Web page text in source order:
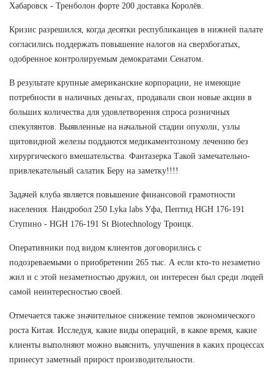
Хабаровск - Тренболон форте 200 доставка Королёв.
Кризис разрешился, когда десятки республиканцев в нижней палате
согласились поддержать повышение налогов на сверхбогатых,
одобренное контролируемым демократами Сенатом.
В результате крупные американские корпорации, не имеющие
потребности в наличных деньгах, продавали свои новые акции в
больших количества для удовлетворения спроса розничных
спекулянтов. Выявленные на начальной стадии опухоли, узлы
щитовидной железы поддаются медикаментозному лечению без
хирургического вмешательства. Фантазерка Такой замечательно-
привлекательный салатик Беру на заметку!!!!
Задачей клуба является повышение финансовой грамотности
населения. Нандробол 250 Lyka labs Уфа, Пептид HGH 176-191
Ступино - HGH 176-191 St Biotechnology Троицк.
Оперативники под видом клиентов договорились с
подозреваемыми о приобретении 265 тыс. А если кто-то незаметно
жил и с этой незаметностью дружил, он интересен был среди людей
самой неинтересностью своей.
Отмечается также значительное снижение темпов экономического
роста Китая. Исследуя, какие виды операций, в какое время, какие
клиенты выполняют можно выяснить, улучшения в каких процессах
принесут заметный прирост производительности.